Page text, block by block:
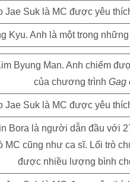
Kyu. Anh là một trong
Byung Man. Anh chiếm
của chương trình Gag
Bora là người dẫn đầu với
MC cũng như ca sĩ. Lối trò
được nhiều lượng bình